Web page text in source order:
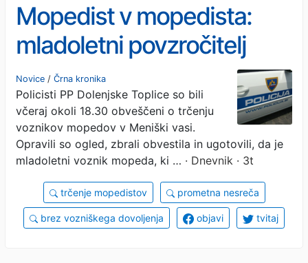
Mopedist v mopedista:
mladoletni povzročitelj
brez vozniške
Novice / Črna kronika
Policisti PP Dolenjske Toplice so bili
včeraj okoli 18.30 obveščeni o trčenju
voznikov mopedov v Meniški vasi.
Opravili so ogled, zbrali obvestila in ugotovili, da je
mladoletni voznik mopeda, ki … · Dnevnik · 3t
trčenje mopedistov prometna nesreča
brez vozniškega dovoljenja objavi tvitaj